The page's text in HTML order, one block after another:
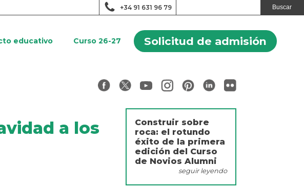
+34 91 631 96 79
educativo Curso 26-27 Solicitud de admisión
a los
Construir sobre
roca: el rotundo
éxito de la primera
edición del Curso
de Novios Alumni
seguir leyendo